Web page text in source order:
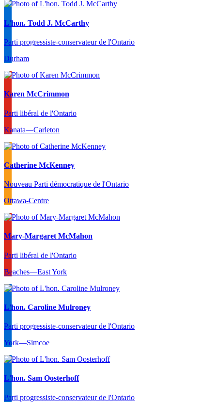
L'hon. Todd J. McCarthy
Parti progressiste-conservateur de l'Ontario
Durham
Karen McCrimmon
Parti libéral de l'Ontario
Kanata—Carleton
Catherine McKenney
Nouveau Parti démocratique de l'Ontario
Ottawa-Centre
Mary-Margaret McMahon
Parti libéral de l'Ontario
Beaches—East York
L'hon. Caroline Mulroney
Parti progressiste-conservateur de l'Ontario
York—Simcoe
L'hon. Sam Oosterhoff
Parti progressiste-conservateur de l'Ontario